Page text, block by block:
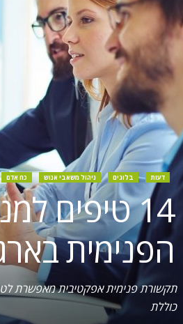
דעות בלוגים ניהול משאבי אנוש כח אדם
14 טיפים
הפנימית
תקשורת פנימית אפקטיבית מאפשרת
כוללת